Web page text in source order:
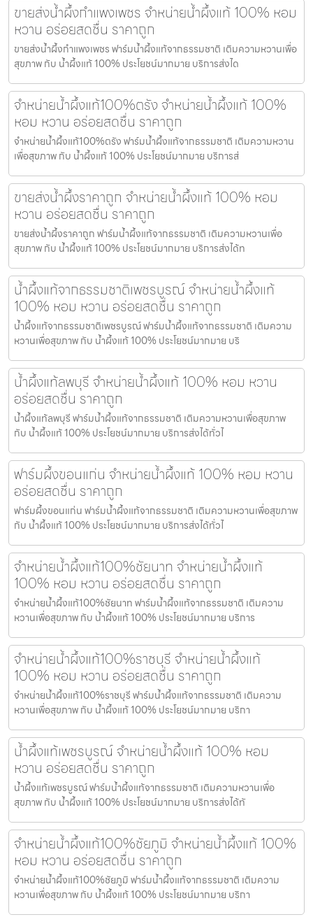
ขายส่งน้ำผึ้งกำแพงเพชร จำหน่ายน้ำผึ้งแท้ 100% หอม
หวาน อร่อยสดชื่น ราคาถูก
ขายส่งน้ำผึ้งกำแพงเพชร ฟาร์มน้ำผึ้งแท้จากธรรมชาติ เติมความหวานเพื่อ
สุขภาพ กับ น้ำผึ้งแท้ 100% ประโยชน์มากมาย บริการส่งได
จำหน่ายน้ำผึ้งแท้100%ตรัง จำหน่ายน้ำผึ้งแท้ 100%
หอม หวาน อร่อยสดชื่น ราคาถูก
จำหน่ายน้ำผึ้งแท้100%ตรัง ฟาร์มน้ำผึ้งแท้จากธรรมชาติ เติมความหวาน
เพื่อสุขภาพ กับ น้ำผึ้งแท้ 100% ประโยชน์มากมาย บริการส่
ขายส่งน้ำผึ้งราคาถูก จำหน่ายน้ำผึ้งแท้ 100% หอม
หวาน อร่อยสดชื่น ราคาถูก
ขายส่งน้ำผึ้งราคาถูก ฟาร์มน้ำผึ้งแท้จากธรรมชาติ เติมความหวานเพื่อ
สุขภาพ กับ น้ำผึ้งแท้ 100% ประโยชน์มากมาย บริการส่งได้ท
น้ำผึ้งแท้จากธรรมชาติเพชรบูรณ์ จำหน่ายน้ำผึ้งแท้
100% หอม หวาน อร่อยสดชื่น ราคาถูก
น้ำผึ้งแท้จากธรรมชาติเพชรบูรณ์ ฟาร์มน้ำผึ้งแท้จากธรรมชาติ เติมความ
หวานเพื่อสุขภาพ กับ น้ำผึ้งแท้ 100% ประโยชน์มากมาย บริ
น้ำผึ้งแท้ลพบุรี จำหน่ายน้ำผึ้งแท้ 100% หอม หวาน
อร่อยสดชื่น ราคาถูก
น้ำผึ้งแท้ลพบุรี ฟาร์มน้ำผึ้งแท้จากธรรมชาติ เติมความหวานเพื่อสุขภาพ
กับ น้ำผึ้งแท้ 100% ประโยชน์มากมาย บริการส่งได้ทั่วไ
ฟาร์มผึ้งขอนแก่น จำหน่ายน้ำผึ้งแท้ 100% หอม หวาน
อร่อยสดชื่น ราคาถูก
ฟาร์มผึ้งขอนแก่น ฟาร์มน้ำผึ้งแท้จากธรรมชาติ เติมความหวานเพื่อสุขภาพ
กับ น้ำผึ้งแท้ 100% ประโยชน์มากมาย บริการส่งได้ทั่วไ
จำหน่ายน้ำผึ้งแท้100%ชัยนาท จำหน่ายน้ำผึ้งแท้
100% หอม หวาน อร่อยสดชื่น ราคาถูก
จำหน่ายน้ำผึ้งแท้100%ชัยนาท ฟาร์มน้ำผึ้งแท้จากธรรมชาติ เติมความ
หวานเพื่อสุขภาพ กับ น้ำผึ้งแท้ 100% ประโยชน์มากมาย บริการ
จำหน่ายน้ำผึ้งแท้100%ราชบุรี จำหน่ายน้ำผึ้งแท้
100% หอม หวาน อร่อยสดชื่น ราคาถูก
จำหน่ายน้ำผึ้งแท้100%ราชบุรี ฟาร์มน้ำผึ้งแท้จากธรรมชาติ เติมความ
หวานเพื่อสุขภาพ กับ น้ำผึ้งแท้ 100% ประโยชน์มากมาย บริกา
น้ำผึ้งแท้เพชรบูรณ์ จำหน่ายน้ำผึ้งแท้ 100% หอม
หวาน อร่อยสดชื่น ราคาถูก
น้ำผึ้งแท้เพชรบูรณ์ ฟาร์มน้ำผึ้งแท้จากธรรมชาติ เติมความหวานเพื่อ
สุขภาพ กับ น้ำผึ้งแท้ 100% ประโยชน์มากมาย บริการส่งได้ทั
จำหน่ายน้ำผึ้งแท้100%ชัยภูมิ จำหน่ายน้ำผึ้งแท้ 100%
หอม หวาน อร่อยสดชื่น ราคาถูก
จำหน่ายน้ำผึ้งแท้100%ชัยภูมิ ฟาร์มน้ำผึ้งแท้จากธรรมชาติ เติมความ
หวานเพื่อสุขภาพ กับ น้ำผึ้งแท้ 100% ประโยชน์มากมาย บริกา